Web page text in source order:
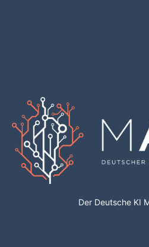
Der Deutsche KI